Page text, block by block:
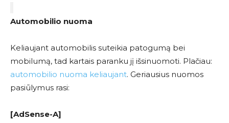
Automobilio nuoma
Keliaujant automobilis suteikia patogumą bei
mobilumą, tad kartais paranku jį išsinuomoti. Plačiau:
automobilio nuoma keliaujant. Geriausius nuomos
pasiūlymus rasi:
[AdSense-A]